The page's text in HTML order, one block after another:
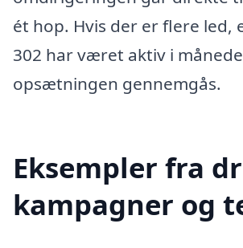
ét hop. Hvis der er flere led,
302 har været aktiv i
opsætningen gennemgås.
Eksempler fra
kampagner og